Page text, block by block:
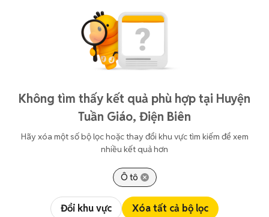
Không tìm thấy kết quả phù hợp tại Huyện
Tuần Giáo, Điện Biên
Hãy xóa một số bộ lọc hoặc thay đổi khu vực tìm kiếm để xem
nhiều kết quả hơn
Ô tô
Đổi khu vực Xóa tất cả bộ lọc